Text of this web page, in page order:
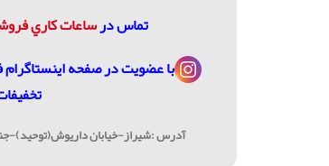
تماس درساعات كاري
با عضویت درصفحه
آدرس :شیراز-خیابان داریوش(توحید)-